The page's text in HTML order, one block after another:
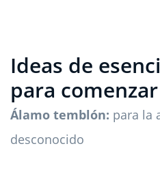
Ideas de
para comenzar
Álamo temblón: para la
desconocido